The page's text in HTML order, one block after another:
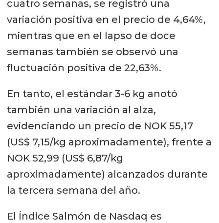
cuatro semanas, se registró una
variación positiva en el precio de 4,64%,
mientras que en el lapso de doce
semanas también se observó una
fluctuación positiva de 22,63%.
En tanto, el estándar 3-6 kg anotó
también una variación al alza,
evidenciando un precio de NOK 55,17
(US$ 7,15/kg aproximadamente), frente a
NOK 52,99 (US$ 6,87/kg
aproximadamente) alcanzados durante
la tercera semana del año.
El Índice Salmón de Nasdaq es